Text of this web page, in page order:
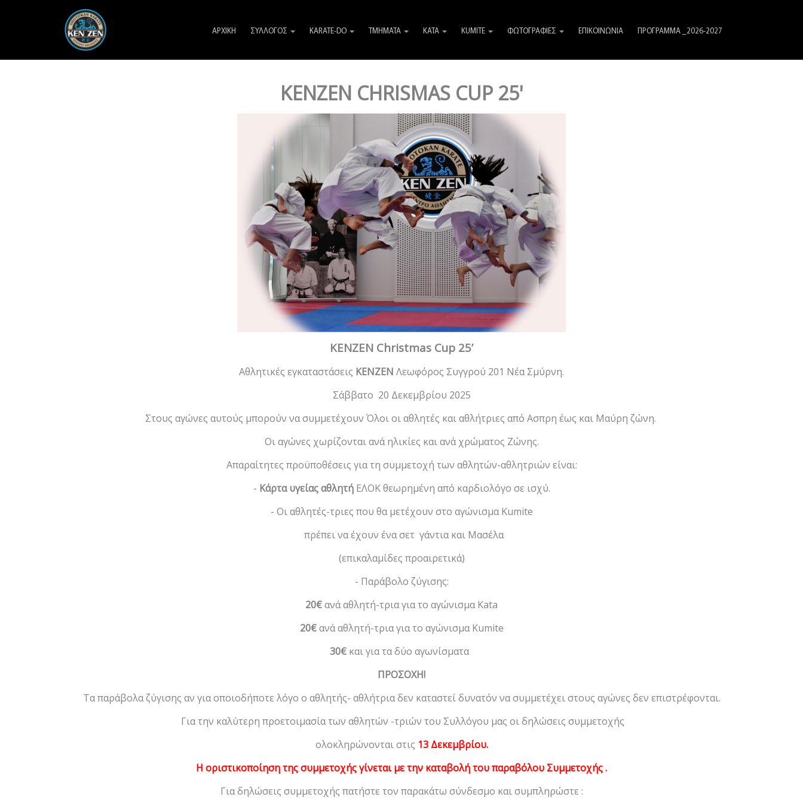
ΑΡΧΙΚΗ ΣΥΛΛΟΓΟΣ KARATE-DO ΤΜΗΜΑΤΑ KATA KUMITE ΦΩΤΟΓΡΑΦΙΕΣ ΕΠΙΚΟΙΝΩΝΙΑ ΠΡΟΓΡΑΜΜΑ _2026-2027
KENZEN CHRISMAS CUP 25'
KENZEN Christmas Cup 25’
Αθλητικές εγκαταστάσεις ΚΕΝΖΕΝ Λεωφόρος Συγγρού 201 Νέα Σμύρνη.
Σάββατο 20 Δεκεμβρίου 2025
Στους αγώνες αυτούς μπορούν να συμμετέχουν Όλοι οι αθλητές και αθλήτριες από Ασπρη έως και Μαύρη ζώνη.
Οι αγώνες χωρίζονται ανά ηλικίες και ανά χρώματος Ζώνης.
Απαραίτητες προϋποθέσεις για τη συμμετοχή των αθλητών-αθλητριών είναι:
- Κάρτα υγείας αθλητήΕΛΟΚ θεωρημένη από καρδιολόγο σε ισχύ.
- Οι αθλητές-τριες που θα μετέχουν στο αγώνισμα Kumite
πρέπει να έχουν ένα σετ γάντια και Μασέλα
(επικαλαμίδες προαιρετικά)
- Παράβολο ζύγισης:
20€ανά αθλητή-τρια για το αγώνισμα Kata
20€ανά αθλητή-τρια για το αγώνισμα Kumite
30€και για τα δύο αγωνίσματα
ΠΡΟΣΟΧΗ!
Τα παράβολα ζύγισης αν για οποιοδήποτε λόγο ο αθλητής- αθλήτρια δεν καταστεί δυνατόν να συμμετέχει στους αγώνες δεν επιστρέφονται.
Για την καλύτερη προετοιμασία των αθλητών -τριών του Συλλόγου μας οι δηλώσεις συμμετοχής
ολοκληρώνονται στις 13 Δεκεμβρίου.
Η οριστικοποίηση της συμμετοχής γίνεται με την καταβολή του παραβόλου Συμμετοχής .
Για δηλώσεις συμμετοχής πατήστε τον παρακάτω σύνδεσμο και συμπληρώστε :